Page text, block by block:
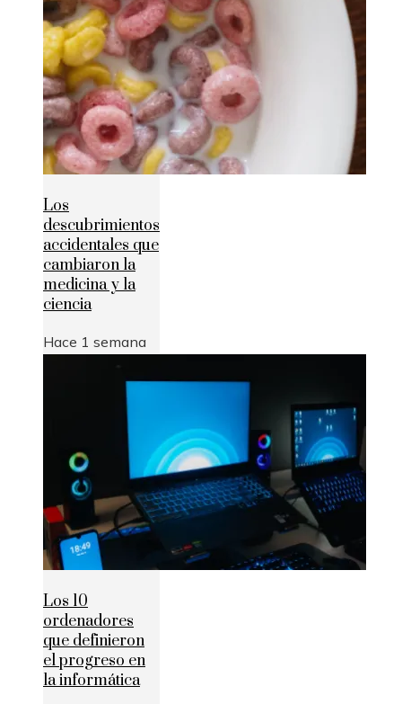
Los
descubrimientos
accidentales que
cambiaron la
medicina y la
ciencia
Hace 1 semana
Los 10
ordenadores
que definieron
el progreso en
la informática